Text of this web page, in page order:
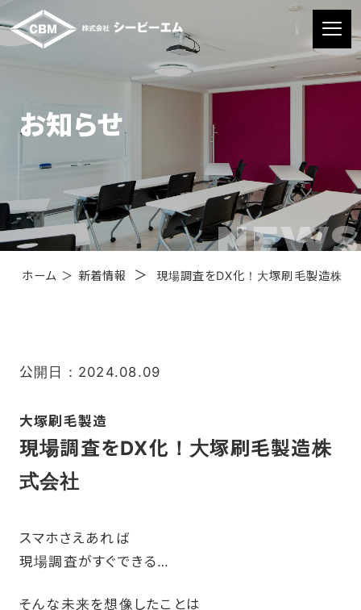
お知らせ
NEWS
ホーム ＞ 新着情報 ＞ 現場調査をDX化！大塚刷毛製造株式
公開日：2024.08.09
大塚刷毛製造
現場調査をDX化！大塚刷毛製造株
式会社
スマホさえあれば
現場調査がすぐできる…
そんな未来を想像したことは